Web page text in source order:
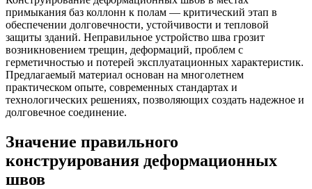
примыкания баз коллонн к полам — критический этап в
обеспечении долговечности, устойчивости и тепловой
защиты зданий. Неправильное устройство шва грозит
возникновением трещин, деформаций, проблем с
герметичностью и потерей эксплуатационных характеристик.
Предлагаемый материал основан на многолетнем
практическом опыте, современных стандартах и
технологических решениях, позволяющих создать надежное и
долговечное соединение.
Значение правильного
конструирования деформационных
швов